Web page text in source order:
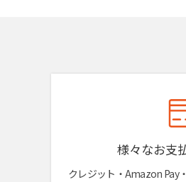
様々なお支
クレジット・Amazon Pay